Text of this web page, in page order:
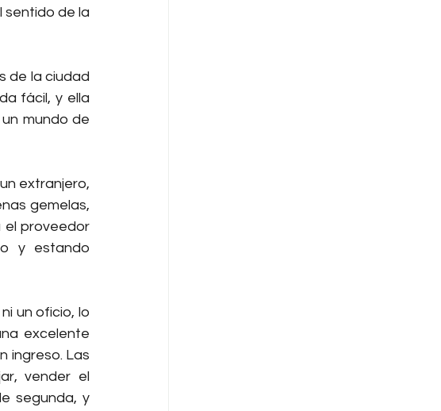
sentido de la
de la ciudad
fácil, y ella
mundo de
extranjero,
gemelas,
el proveedor
y estando
un oficio, lo
excelente
ingreso. Las
vender el
segunda, y